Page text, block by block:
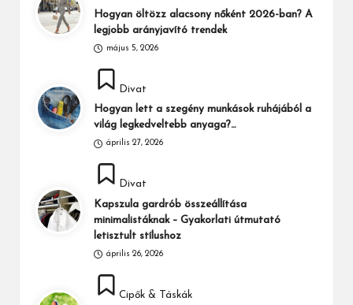
Hogyan öltözz alacsony nőként 2026-ban? A
legjobb arányjavító trendek
május 5, 2026
Posted
in
Divat
Hogyan lett a szegény munkások ruhájából a
világ legkedveltebb anyaga?…
április 27, 2026
Divat
Kapszula gardrób összeállítása
minimalistáknak – Gyakorlati útmutató
letisztult stílushoz
április 26, 2026
Posted
in
Cipők & Táskák